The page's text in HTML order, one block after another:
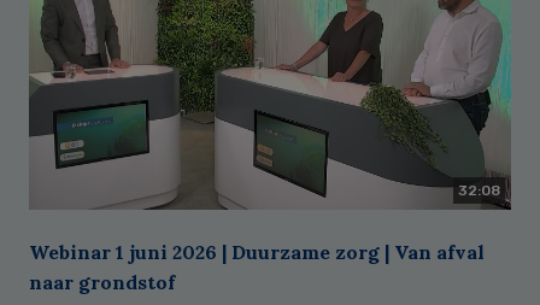
32:08
Webinar 1 juni 2026 | Duurzame zorg | Van afval
naar grondstof